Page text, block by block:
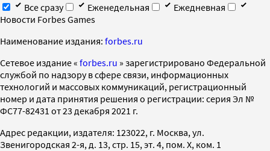
Все сразу
Еженедельная
Ежедневная
Новости Forbes Games
Наименование издания: forbes.ru
Cетевое издание « forbes.ru » зарегистрировано Федеральной
службой по надзору в сфере связи, информационных
технологий и массовых коммуникаций, регистрационный
номер и дата принятия решения о регистрации: серия Эл №
ФС77-82431 от 23 декабря 2021 г.
Адрес редакции, издателя: 123022, г. Москва, ул.
Звенигородская 2-я, д. 13, стр. 15, эт. 4, пом. X, ком. 1